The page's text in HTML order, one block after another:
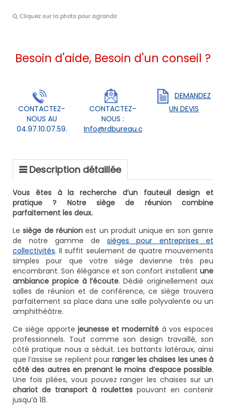
Cliquez sur la photo pour agrandir
Besoin d'aide, Besoin d'un conseil ?
CONTACTEZ-
NOUS AU
04.97.10.07.59.
CONTACTEZ-
NOUS :
Info@rdbureau.com
DEMANDEZ
UN DEVIS
Description détaillée
Vous êtes à la recherche d’un fauteuil design et
pratique ? Notre siège de réunion combine
parfaitement les deux.
Lesiège de réunionest un produit unique en son genre
de notre gamme de sièges pour entreprises et
collectivités. Il suffit seulement de quatre mouvements
simples pour que votre siège devienne très peu
encombrant. Son élégance et son confort installent une
ambiance propice à l’écoute. Dédié originellement aux
salles de réunion et de conférence, ce siège trouvera
parfaitement sa place dans une salle polyvalente ou un
amphithéâtre.
Ce siège apporte jeunesse et modernité à vos espaces
professionnels. Tout comme son design travaillé, son
côté pratique nous a séduit. Les battants latéraux, ainsi
que l’assise se replient pour ranger les chaises les unes à
côté des autres en prenant le moins d’espace possible.
Une fois pliées, vous pouvez ranger les chaises sur un
chariot de transport à roulettespouvant en contenir
jusqu’à 18.